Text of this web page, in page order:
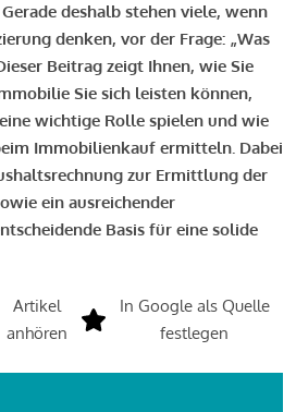
deshalb stehen viele, wenn
denken, vor der Frage: „Was
Beitrag zeigt Ihnen, wie Sie
Sie sich leisten können,
wichtige Rolle spielen und wie
Immobilienkauf ermitteln. Dabei
zur Ermittlung der
ein ausreichender
Basis für eine solide
Artikel
anhören
In Google als Quelle
festlegen